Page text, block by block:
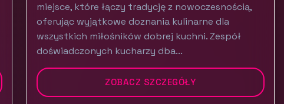
miejsce, które łączy tradycję z nowoczesnością,
oferując wyjątkowe doznania kulinarne dla
wszystkich miłośników dobrej kuchni. Zespół
doświadczonych kucharzy dba...
ZOBACZ SZCZEGÓŁY